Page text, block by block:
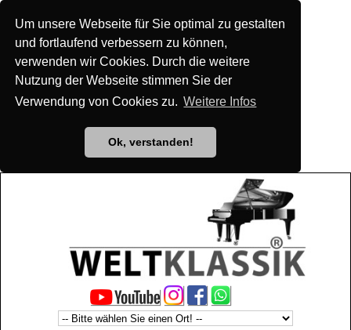
Um unsere Webseite für Sie optimal zu gestalten
und fortlaufend verbessern zu können,
verwenden wir Cookies. Durch die weitere
Nutzung der Webseite stimmen Sie der
Verwendung von Cookies zu. Weitere Infos
Ok, verstanden!